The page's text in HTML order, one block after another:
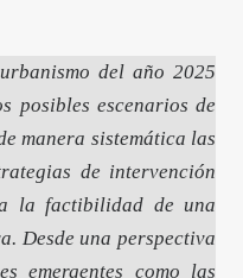
del año 2025
posibles escenarios de
manera sistemática las
de intervención
la factibilidad de una
Desde una perspectiva
emergentes como las